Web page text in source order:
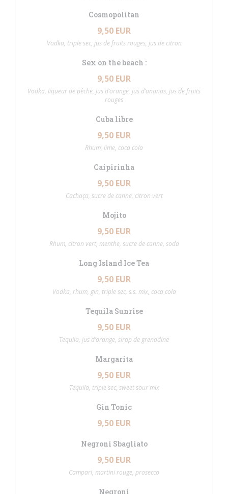
Cosmopolitan
9,50 EUR
Vodka, triple sec, jus de fruits rouges, jus de citron
Sex on the beach :
9,50 EUR
Vodka, liqueur de pêche, jus d’orange, jus d’ananas, jus de fruits
rouges
Cuba libre
9,50 EUR
Rhum, lime, coca cola
Caipirinha
9,50 EUR
Cachaça, sucre de canne, citron vert
Mojito
9,50 EUR
Rhum, citron vert, menthe, sucre de canne, soda
Long Island Ice Tea
9,50 EUR
Vodka, rhum, gin, triple sec, s.s. mix, coca cola
Tequila Sunrise
9,50 EUR
Tequila, jus d’orange, sirop de grenadine
Margarita
9,50 EUR
Tequila, triple sec, sweet sour mix
Gin Tonic
9,50 EUR
Negroni Sbagliato
9,50 EUR
Campari, martini rouge, prosecco
Negroni